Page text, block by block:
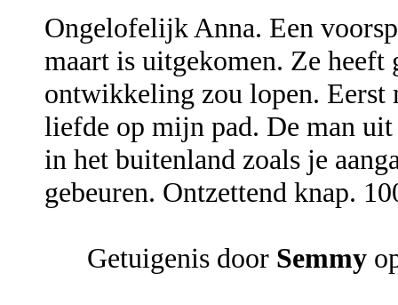
Ongelofelijk Anna. Een
maart is uitgekomen. Ze heeft
ontwikkeling zou lopen. Eerst
liefde op mijn pad. De man
in het buitenland zoals je
gebeuren. Ontzettend knap.
Getuigenis door Semmy